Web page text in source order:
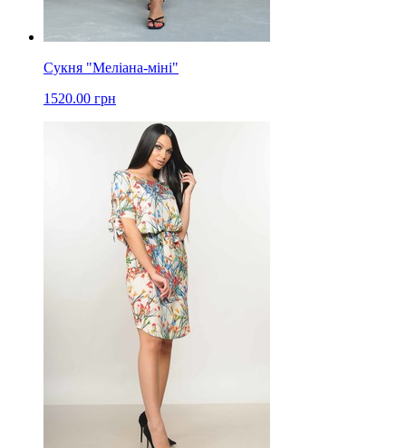
Сукня "Меліана-міні"
1520.00 грн